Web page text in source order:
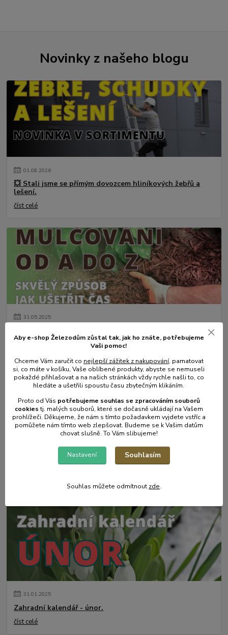
Novinky z našeho blogu
01.08.2026
💥 Stali jsme se přímým dovozcem hliníkových žebřů a
lešení.
číst celé
31.05.2025
31.01.2025
Zahradní kalendář - únor.
číst celé
Aby e-shop Železodům zůstal tak, jak ho znáte, potřebujeme
Vaši pomoc!
Chceme Vám zaručit co nejlepší zážitek z nakupování, pamatovat
si, co máte v košíku, Vaše oblíbené produkty, abyste se nemuseli
pokaždé přihlašovat a na našich stránkách vždy rychle našli to, co
hledáte a ušetřili spoustu času zbytečným klikáním.
Proto od Vás potřebujeme souhlas se zpracováním souborů
cookiestj. malých souborů, které se dočasně ukládají na Vašem
prohlížeči. Děkujeme, že nám s tímto požadavkem vyjdete vstříc a
pomůžete nám tímto web zlepšovat. Budeme se k Vašim datům
chovat slušně. To Vám slibujeme!
Nastavení Souhlasím
Souhlas můžete odmítnout zde.